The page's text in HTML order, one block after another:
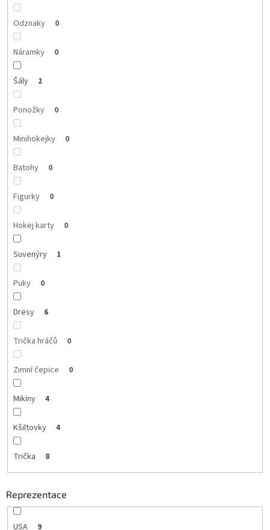
Odznaky 0
Náramky 0
Šály 2
Ponožky 0
Minihokejky 0
Batohy 0
Figurky 0
Hokej karty 0
Suvenýry 1
Puky 0
Dresy 6
Trička hráčů 0
Zimní čepice 0
Mikiny 4
Kšiltovky 4
Trička 8
Reprezentace
USA 9